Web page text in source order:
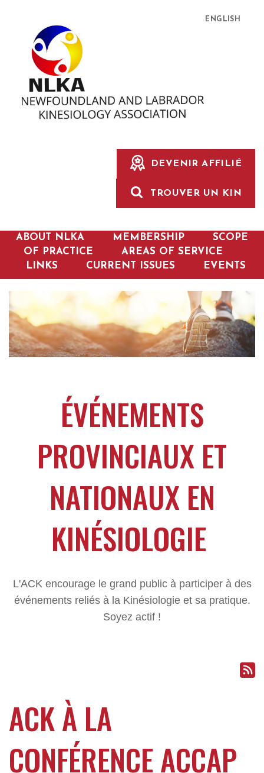
ENGLISH
DEVENIR AFFILIÉ
TROUVER UN KIN
ABOUT NLKA MEMBERSHIP
SCOPE
OF PRACTICE
AREAS OF SERVICE
LINKS
CURRENT ISSUES EVENTS
ÉVÉNEMENTS
PROVINCIAUX ET
NATIONAUX EN
KINÉSIOLOGIE
L'ACK encourage le grand public à participer à des
événements reliés à la Kinésiologie et sa pratique.
Soyez actif !
ACK À LA
CONFÉRENCE ACCAP